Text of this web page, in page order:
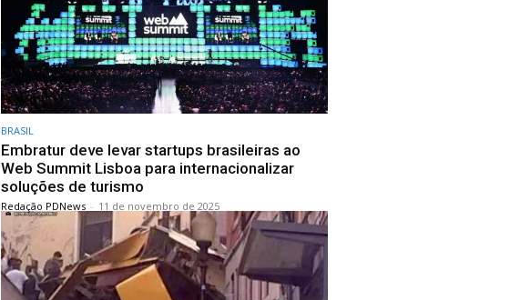
BRASIL
Embratur deve levar startups brasileiras ao
Web Summit Lisboa para internacionalizar
soluções de turismo
Redação PDNews - 11 de novembro de 2025